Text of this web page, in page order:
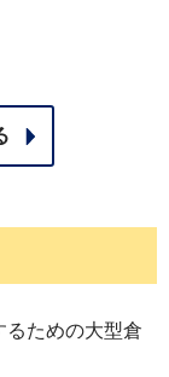
るための大型倉